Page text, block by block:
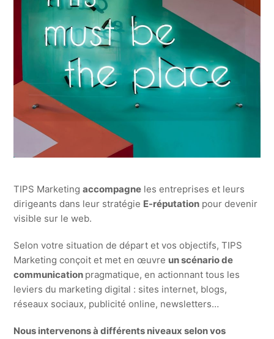
TIPS Marketingaccompagne les entreprises et leurs
dirigeants dans leur stratégie E-réputation pour devenir
visible sur le web.
Selon votre situation de départ et vos objectifs, TIPS
Marketing conçoit et met en œuvre un scénario de
communication pragmatique, en actionnant tous les
leviers du marketing digital : sites internet, blogs,
réseaux sociaux, publicité online, newsletters…
Nous intervenons à différents niveaux selon vos